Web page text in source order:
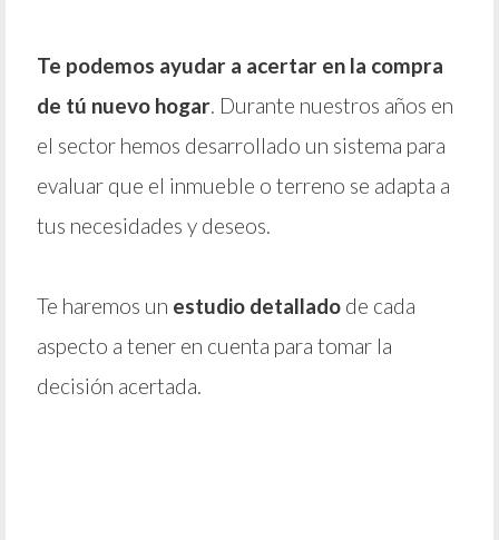
Te podemos ayudar a acertar en la compra
de tú nuevo hogar. Durante nuestros años en
el sector hemos desarrollado un sistema para
evaluar que el inmueble o terreno se adapta a
tus necesidades y deseos.
Te haremos un estudio detallado de cada
aspecto a tener en cuenta para tomar la
decisión acertada.